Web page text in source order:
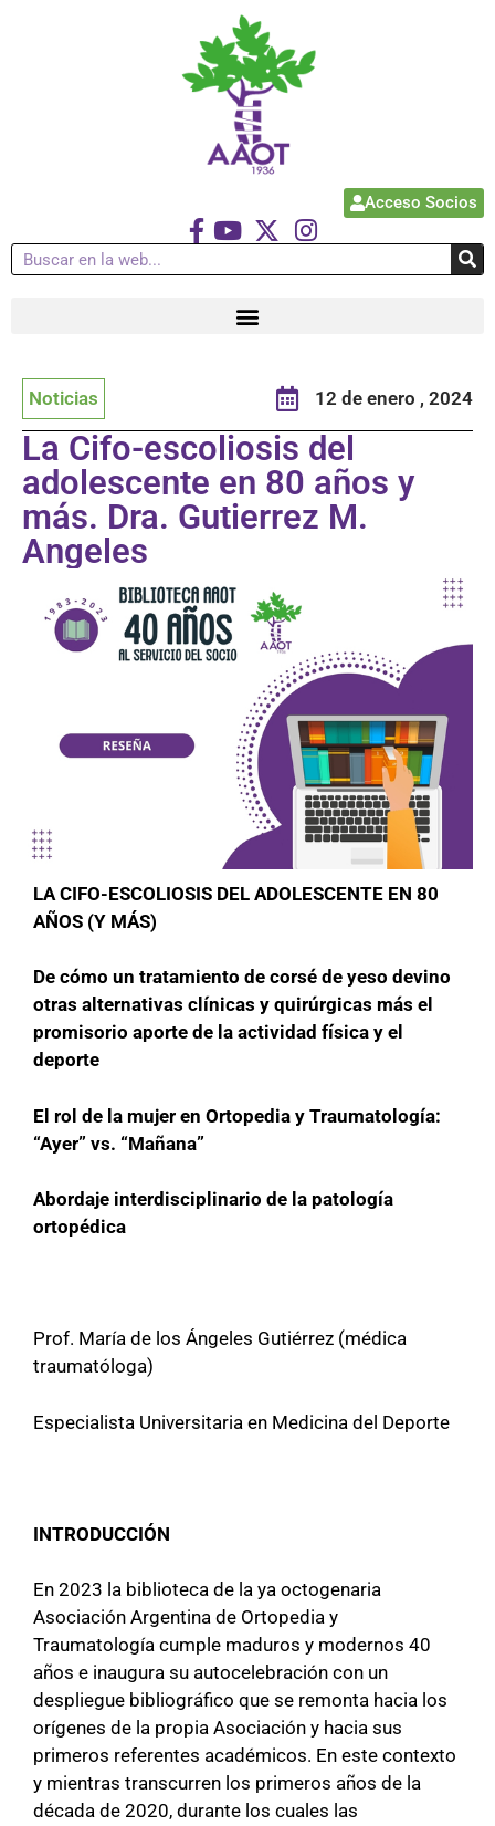
Acceso Socios
Noticias 12 de enero , 2024
La Cifo-escoliosis del
adolescente en 80 años y
más. Dra. Gutierrez M.
Angeles
LA CIFO-ESCOLIOSIS DEL ADOLESCENTE EN 80
AÑOS (Y MÁS)
De cómo un tratamiento de corsé de yeso devino
otras alternativas clínicas y quirúrgicas más el
promisorio aporte de la actividad física y el
deporte
El rol de la mujer en Ortopedia y Traumatología:
“Ayer” vs. “Mañana”
Abordaje interdisciplinario de la patología
ortopédica
Prof. María de los Ángeles Gutiérrez (médica
traumatóloga)
Especialista Universitaria en Medicina del Deporte
INTRODUCCIÓN
En 2023 la biblioteca de la ya octogenaria
Asociación Argentina de Ortopedia y
Traumatología cumple maduros y modernos 40
años e inaugura su autocelebración con un
despliegue bibliográfico que se remonta hacia los
orígenes de la propia Asociación y hacia sus
primeros referentes académicos. En este contexto
y mientras transcurren los primeros años de la
década de 2020, durante los cuales las